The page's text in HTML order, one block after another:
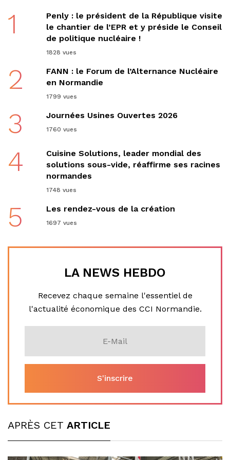
1
Penly : le président de la République visite
le chantier de l’EPR et y préside le Conseil
de politique nucléaire !
1828 vues
2
FANN : le Forum de l’Alternance Nucléaire
en Normandie
1799 vues
3 Journées Usines Ouvertes 2026
1760 vues
4
Cuisine Solutions, leader mondial des
solutions sous-vide, réaffirme ses racines
normandes
1748 vues
5 Les rendez-vous de la création
1697 vues
LA NEWS HEBDO
Recevez chaque semaine l'essentiel de
l'actualité économique des CCI Normandie.
APRÈS CET ARTICLE